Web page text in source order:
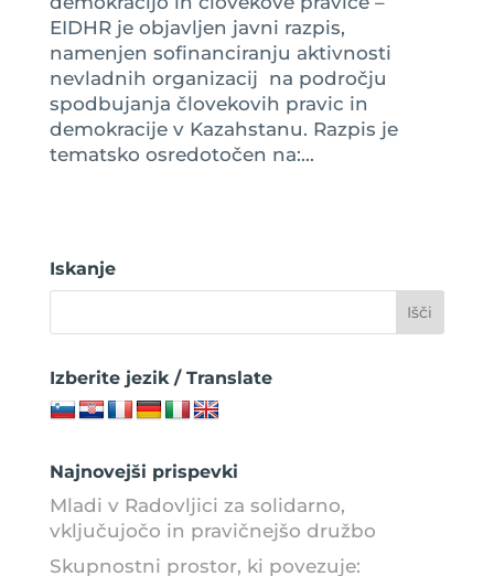
EIDHR je objavljen javni razpis,
namenjen sofinanciranju aktivnosti
nevladnih organizacij na področju
spodbujanja človekovih pravic in
demokracije v Kazahstanu. Razpis je
tematsko osredotočen na:...
Iskanje
Izberite jezik / Translate
Najnovejši prispevki
Mladi v Radovljici za solidarno,
vključujočo in pravičnejšo družbo
Skupnostni prostor, ki povezuje: